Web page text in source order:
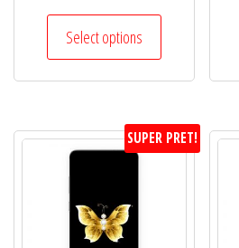
Select options
SUPER PRET!